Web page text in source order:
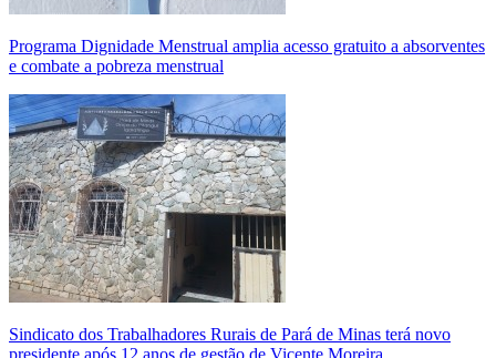
Programa Dignidade Menstrual amplia acesso gratuito a absorventes
e combate a pobreza menstrual
Sindicato dos Trabalhadores Rurais de Pará de Minas terá novo
presidente após 12 anos de gestão de Vicente Moreira